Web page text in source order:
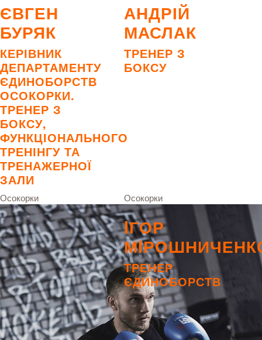
ЄВГЕН
БУРЯК
КЕРІВНИК
ДЕПАРТАМЕНТУ
ЄДИНОБОРСТВ
ОСОКОРКИ.
ТРЕНЕР З
БОКСУ,
ФУНКЦІОНАЛЬНОГО
ТРЕНІНГУ ТА
ТРЕНАЖЕРНОЇ
ЗАЛИ
АНДРІЙ
МАСЛАК
ТРЕНЕР З
БОКСУ
Осокорки Осокорки
IГОР
ТРЕНЕР
ЄДИНОБОРСТВ